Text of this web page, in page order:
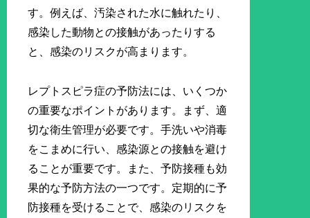
す。例えば、汚染された水に触れたり、
感染した動物との接触があったりする
と、感染のリスクが高まります。
レプトスピラ症の予防法には、いくつか
の重要なポイントがあります。まず、適
切な衛生管理が必要です。手洗いや消毒
をこまめに行い、感染源との接触を避け
ることが重要です。また、予防接種も効
果的な予防方法の一つです。定期的に予
防接種を受けることで、感染のリスクを